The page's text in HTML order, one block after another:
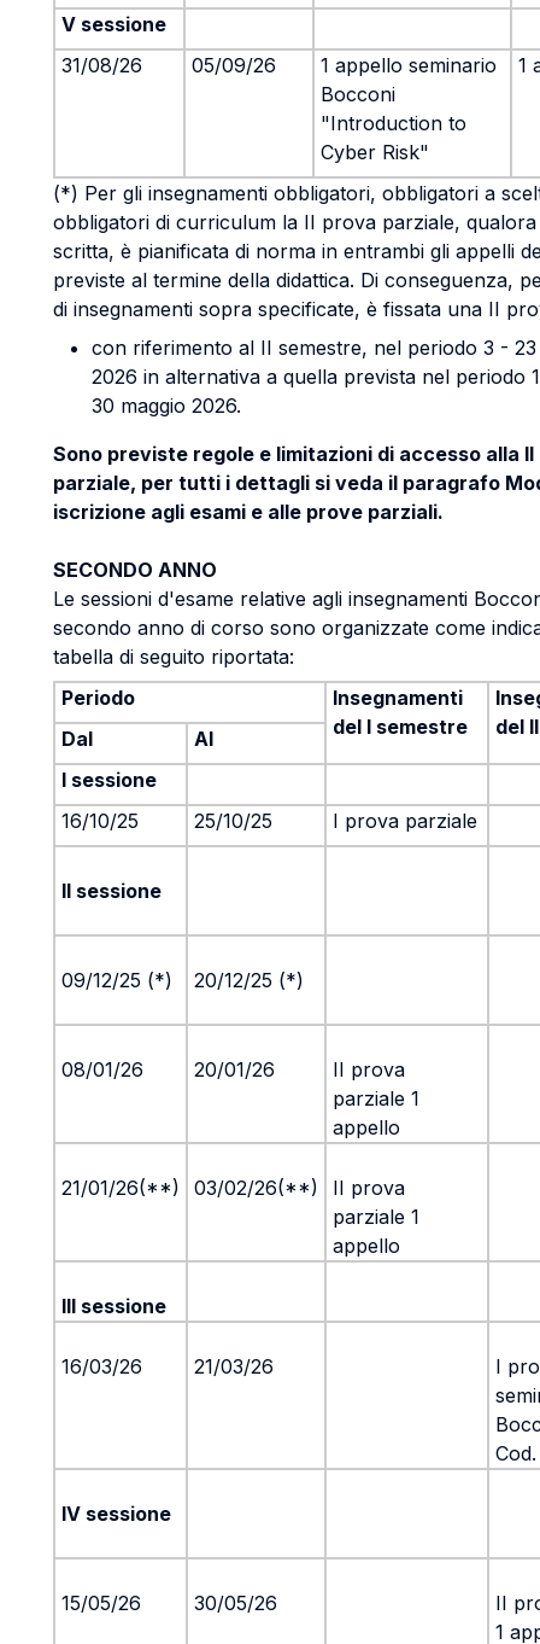
V sessione
31/08/26
05/09/26
1 appello seminario
Bocconi
"Introduction to
Cyber Risk"
1
(*) Per gli insegnamenti obbligatori, obbligatori a
obbligatori di curriculum la II prova parziale,
scritta, è pianificata di norma in entrambi gli appelli
previste al termine della didattica. Di conseguenza,
di insegnamenti sopra specificate, è fissata una II
con riferimento al II semestre, nel periodo 3 -
2026 in alternativa a quella prevista nel periodo
30 maggio 2026.
Sono previste regole e limitazioni di accesso alla
parziale, per tutti i dettagli si veda il paragrafo
iscrizione agli esami e alle prove parziali.
SECONDO ANNO
Le sessioni d'esame relative agli insegnamenti
secondo anno di corso sono organizzate come
tabella di seguito riportata:
Periodo
Insegnamenti
del I semestre
del
Dal
Al
I sessione
16/10/25
25/10/25 I prova parziale
II sessione
09/12/25 (*) 20/12/25 (*)
08/01/26 20/01/26
II prova
parziale 1
appello
21/01/26(**) 03/02/26(**)
II prova
parziale 1
appello
III sessione
16/03/26 21/03/26
I
IV sessione
15/05/26 30/05/26
II
1